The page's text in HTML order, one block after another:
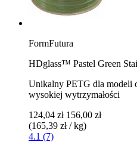
FormFutura
HDglass™ Pastel Green
Unikalny PETG dla modeli
wysokiej wytrzymałości
124,04 zł 156,00 zł
(165,39 zł / kg)
4.1 (7)